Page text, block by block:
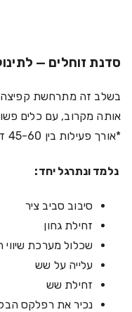
סדנת זוחלים — לתינוקות בגיל
בשלב זה מתרחשת קפיצה
אותה מקרוב, עם כלים
*אורך פעילות בין 45-60 דקות.
נלמד ונתרגל יחד:
סיבוב סביב ציר
זחילת גחון
שכלול מערכת
עלייה על שש
זחילת שש
נכיר את רפלקס